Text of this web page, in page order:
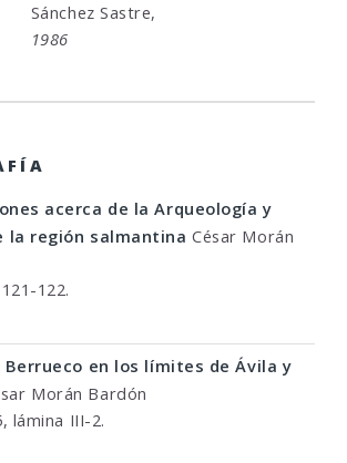
Sánchez Sastre,
1986
acerca de la Arqueología y
la región salmantina César Morán
122.
Berrueco en los límites de Ávila y
Morán Bardón
lámina III-2.